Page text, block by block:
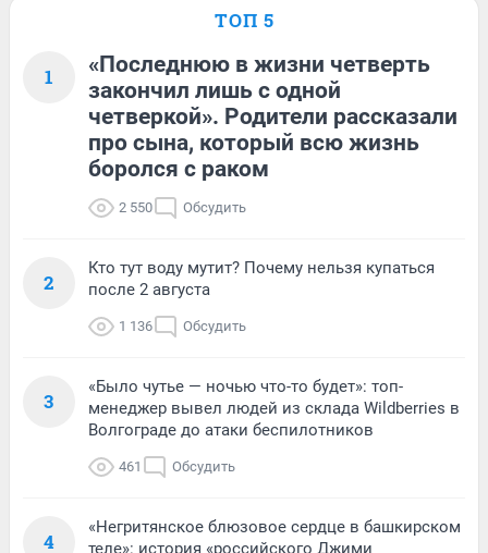
ТОП 5
1
«Последнюю в жизни четверть
закончил лишь с одной
четверкой». Родители рассказали
про сына, который всю жизнь
боролся с раком
2 550 Обсудить
2
Кто тут воду мутит? Почему нельзя купаться
после 2 августа
1 136 Обсудить
3
«Было чутье — ночью что-то будет»: топ-
менеджер вывел людей из склада Wildberries в
Волгограде до атаки беспилотников
461 Обсудить
4
«Негритянское блюзовое сердце в башкирском
теле»: история «российского Джими